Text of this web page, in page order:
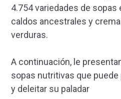
4.754 variedades de
caldos ancestrales y
verduras.
A continuación, le
sopas nutritivas que
y deleitar su paladar